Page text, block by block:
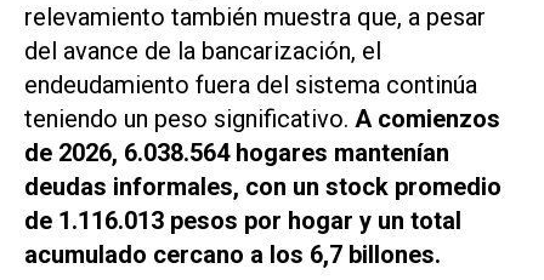
relevamiento también muestra que, a pesar
del avance de la bancarización, el
endeudamiento fuera del sistema continúa
teniendo un peso significativo. A comienzos
de 2026, 6.038.564 hogares mantenían
deudas informales, con un stock promedio
de 1.116.013 pesos por hogar y un total
acumulado cercano a los 6,7 billones.